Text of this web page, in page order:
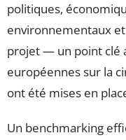
politiques,
environnementaux
projet — un point clé
européennes sur la
ont été mises en
Un benchmarking